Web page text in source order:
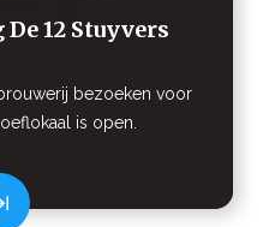
12 Stuyvers
bezoeken voor
is open.